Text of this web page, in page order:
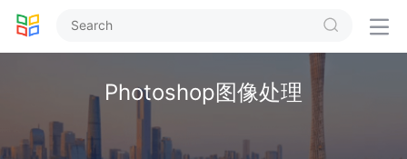
 
Photoshop图像处理